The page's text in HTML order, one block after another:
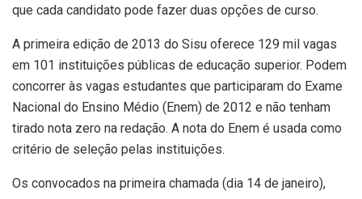
que cada candidato pode fazer duas opções de curso.
A primeira edição de 2013 do Sisu oferece 129 mil vagas
em 101 instituições públicas de educação superior. Podem
concorrer às vagas estudantes que participaram do Exame
Nacional do Ensino Médio (Enem) de 2012 e não tenham
tirado nota zero na redação. A nota do Enem é usada como
critério de seleção pelas instituições.
Os convocados na primeira chamada (dia 14 de janeiro),